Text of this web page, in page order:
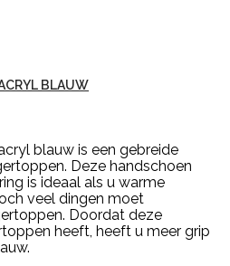
BLAUW
blauw is een gebreide
Deze handschoen
is ideaal als u warme
veel dingen moet
Doordat deze
heeft, heeft u meer grip